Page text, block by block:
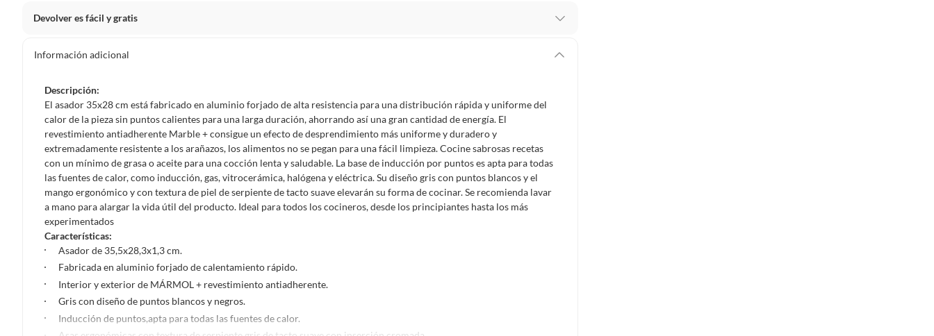
Devolver es fácil y gratis
clientes cuentas con garantías y derechos que puedes ejercer si necesitas hacer una devolución.
De conformidad con lo establecido en el artículo 47 de la Ley 1480 de 2011 en armonía con el artículo 3 de la Ley
2439 de 2024, el término para que el cliente ejerza su derecho de retracto será de cinco (5) días hábiles contados
a partir de la recepción del producto, adicional el producto deberá estar en las mismas condiciones de la entrega;
esto es, en su caja original, con los sellos y sin uso.
Tienes 30 días calendario
desde que recibes el producto para pedir su devolución. Ten en cuenta que hay productos de
ciertas categorías no se pueden devolver si cambias de opinión:
Ten en cuenta que hay productos de ciertas categorías no se pueden devolver si cambias de opinión:Productos de uso
personal, alimentos, bebidas, suplementos, medicamentos, vitaminas, intangibles, licencias, eléctricos, electrodomésticos,
electrónicos, tecnología, colchones, muebles y máquinas deportivas.
Para conocer más sobre el derecho de retracto y nuestra política de devolución ingresa a
https://www.falabella.com.co/falabella-co/page/legales-informacion-legal-retail
Información adicional
Descripción:
El asador 35x28 cm está fabricado en aluminio forjado de alta resistencia para una distribución rápida y uniforme del
calor de la pieza sin puntos calientes para una larga duración, ahorrando así una gran cantidad de energía. El
revestimiento antiadherente Marble + consigue un efecto de desprendimiento más uniforme y duradero y
extremadamente resistente a los arañazos, los alimentos no se pegan para una fácil limpieza. Cocine sabrosas recetas
con un mínimo de grasa o aceite para una cocción lenta y saludable. La base de inducción por puntos es apta para todas
las fuentes de calor, como inducción, gas, vitrocerámica, halógena y eléctrica. Su diseño gris con puntos blancos y el
mango ergonómico y con textura de piel de serpiente de tacto suave elevarán su forma de cocinar. Se recomienda lavar
a mano para alargar la vida útil del producto. Ideal para todos los cocineros, desde los principiantes hasta los más
experimentados
Características:
Asador de 35,5x28,3x1,3 cm.
Fabricada en aluminio forjado de calentamiento rápido.
Interior y exterior de MÁRMOL + revestimiento antiadherente.
Gris con diseño de puntos blancos y negros.
Inducción de puntos,apta para todas las fuentes de calor.